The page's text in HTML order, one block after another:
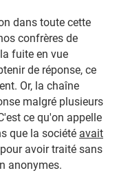
dans toute cette
confrères de
fuite en vue
de réponse, ce
Or, la chaîne
malgré plusieurs
ce qu'on appelle
que la société avait
pour avoir traité sans
anonymes.